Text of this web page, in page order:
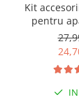
Kit
pentru
nebulizare
RedLine
medie
kit de